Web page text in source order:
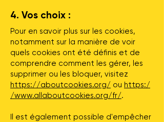
4. Vos choix :
Pour en savoir plus sur les cookies,
notamment sur la manière de voir
quels cookies ont été définis et de
comprendre comment les gérer, les
supprimer ou les bloquer, visitez
https://aboutcookies.org/ ou https:/
/www.allaboutcookies.org/fr/.
Il est également possible d'empêcher